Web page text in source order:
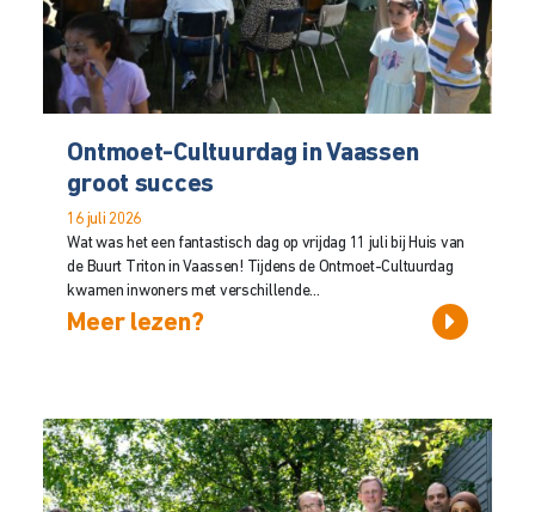
Ontmoet-Cultuurdag in Vaassen
groot succes
16 juli 2026
Wat was het een fantastisch dag op vrijdag 11 juli bij Huis van
de Buurt Triton in Vaassen! Tijdens de Ontmoet-Cultuurdag
kwamen inwoners met verschillende...
Meer lezen?